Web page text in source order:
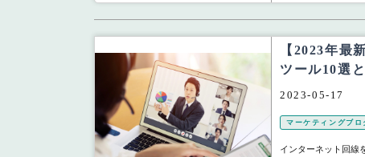
【2023年最
ツール10選
2023-05-17
マーケティングブロ
インターネット回線